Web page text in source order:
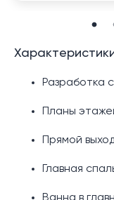
Разработка
Планы
Прямой
Главная
Ванна в